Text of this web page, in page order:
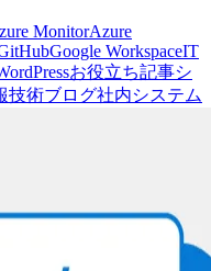
MonitorAzure
Google WorkspaceIT
お役立ち記事シ
技術ブログ社内システム